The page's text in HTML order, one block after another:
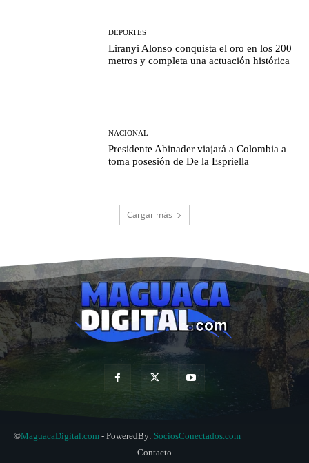
DEPORTES
Liranyi Alonso conquista el oro en los 200
metros y completa una actuación histórica
NACIONAL
Presidente Abinader viajará a Colombia a
toma posesión de De la Espriella
Cargar más
©MaguacaDigital.com - PoweredBy: SociosConectados.com
Contacto